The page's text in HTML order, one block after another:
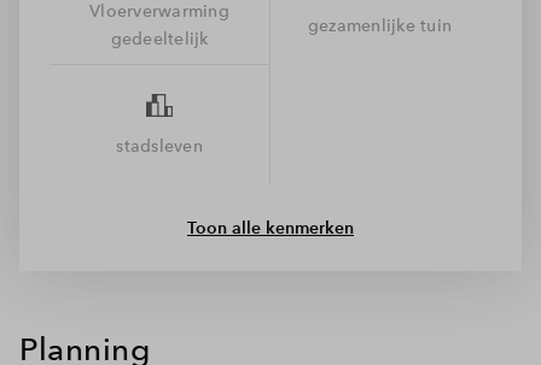
minuten loop je naar het station, fiets je naar het park of duik
je de horeca in. Of je nu thuis relaxt of de stad in gaat, hier
Vloerverwarming
gedeeltelijk
gezamenlijke tuin
stadsleven
Toon alle kenmerken
Planning